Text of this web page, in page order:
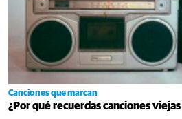
Canciones que marcan
¿Por qué recuerdas canciones